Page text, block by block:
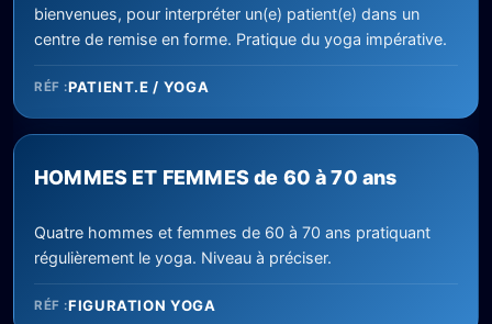
bienvenues, pour interpréter un(e) patient(e) dans un
centre de remise en forme. Pratique du yoga impérative.
RÉF :PATIENT.E / YOGA
HOMMES ET FEMMES de 60 à 70 ans
Quatre hommes et femmes de 60 à 70 ans pratiquant
régulièrement le yoga. Niveau à préciser.
RÉF :FIGURATION YOGA